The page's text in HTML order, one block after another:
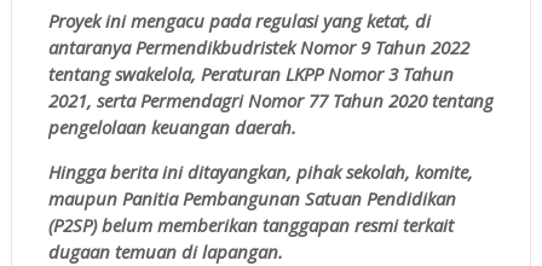
Proyek ini mengacu pada regulasi yang ketat, di
antaranya Permendikbudristek Nomor 9 Tahun 2022
tentang swakelola, Peraturan LKPP Nomor 3 Tahun
2021, serta Permendagri Nomor 77 Tahun 2020 tentang
pengelolaan keuangan daerah.
Hingga berita ini ditayangkan, pihak sekolah, komite,
maupun Panitia Pembangunan Satuan Pendidikan
(P2SP) belum memberikan tanggapan resmi terkait
dugaan temuan di lapangan.